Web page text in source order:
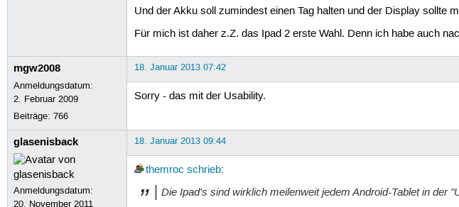
Und der Akku soll zumindest einen Tag halten und der Display sollte
Für mich ist daher z.Z. das Ipad 2 erste Wahl. Denn ich habe auch
mgw2008
Anmeldungsdatum:
2. Februar 2009
Beiträge:766
18. Januar 2013 07:42
Sorry - das mit der Usability.
glasenisback
Anmeldungsdatum:
20. November 2011
18. Januar 2013 09:44
themroc schrieb:
Die Ipad's sind wirklich meilenweit jedem Android-Tablet in der